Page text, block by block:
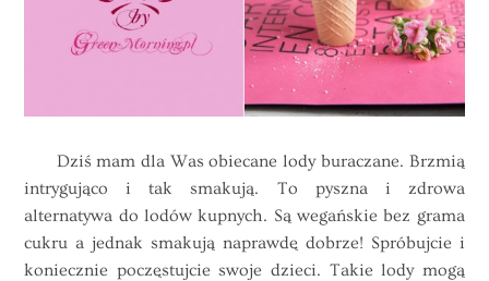
Dziś mam dla Was obiecane lody buraczane. Brzmią
intrygująco i tak smakują. To pyszna i zdrowa
alternatywa do lodów kupnych. Są wegańskie bez grama
cukru a jednak smakują naprawdę dobrze! Spróbujcie i
koniecznie poczęstujcie swoje dzieci. Takie lody mogą